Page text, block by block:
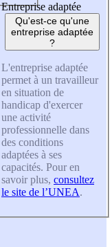
Entreprise adaptée
Qu'est-ce qu'une
entreprise adaptée
?
L'entreprise adaptée
permet à un travailleur
en situation de
handicap d'exercer
une activité
professionnelle dans
des conditions
adaptées à ses
capacités. Pour en
savoir plus, consultez
le site de l’UNEA.